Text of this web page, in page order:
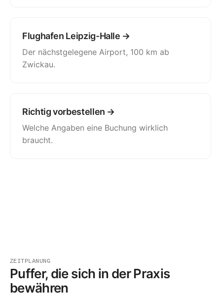
Flughafen Leipzig-Halle →
Der nächstgelegene Airport, 100 km ab
Zwickau.
Richtig vorbestellen →
Welche Angaben eine Buchung wirklich
braucht.
ZEITPLANUNG
Puffer, die sich in der Praxis
bewähren